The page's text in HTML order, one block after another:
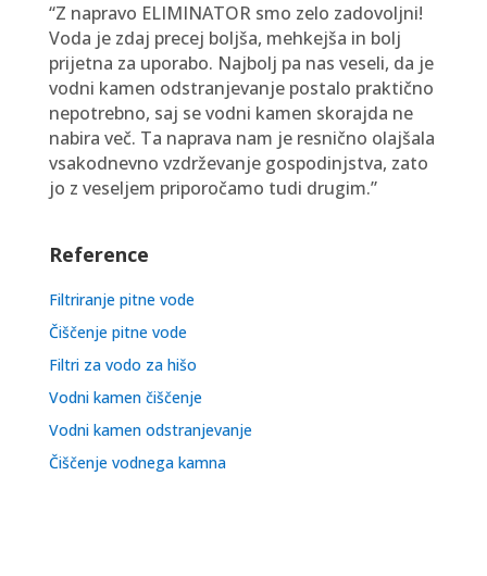
“Z napravo ELIMINATOR smo zelo zadovoljni!
Voda je zdaj precej boljša, mehkejša in bolj
prijetna za uporabo. Najbolj pa nas veseli, da je
vodni kamen odstranjevanje postalo praktično
nepotrebno, saj se vodni kamen skorajda ne
nabira več. Ta naprava nam je resnično olajšala
vsakodnevno vzdrževanje gospodinjstva, zato
jo z veseljem priporočamo tudi drugim.”
Reference
Filtriranje pitne vode
Čiščenje pitne vode
Filtri za vodo za hišo
Vodni kamen čiščenje
Vodni kamen odstranjevanje
Čiščenje vodnega kamna